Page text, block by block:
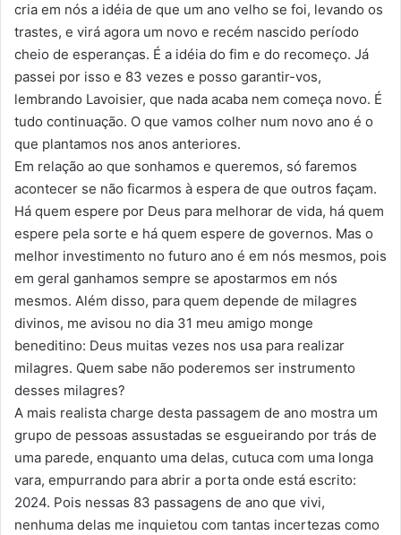
cria em nós a idéia de que um ano velho se foi, levando os
trastes, e virá agora um novo e recém nascido período
cheio de esperanças. É a idéia do fim e do recomeço. Já
passei por isso e 83 vezes e posso garantir-vos,
lembrando Lavoisier, que nada acaba nem começa novo. É
tudo continuação. O que vamos colher num novo ano é o
que plantamos nos anos anteriores.
Em relação ao que sonhamos e queremos, só faremos
acontecer se não ficarmos à espera de que outros façam.
Há quem espere por Deus para melhorar de vida, há quem
espere pela sorte e há quem espere de governos. Mas o
melhor investimento no futuro ano é em nós mesmos, pois
em geral ganhamos sempre se apostarmos em nós
mesmos. Além disso, para quem depende de milagres
divinos, me avisou no dia 31 meu amigo monge
beneditino: Deus muitas vezes nos usa para realizar
milagres. Quem sabe não poderemos ser instrumento
desses milagres?
A mais realista charge desta passagem de ano mostra um
grupo de pessoas assustadas se esgueirando por trás de
uma parede, enquanto uma delas, cutuca com uma longa
vara, empurrando para abrir a porta onde está escrito:
2024. Pois nessas 83 passagens de ano que vivi,
nenhuma delas me inquietou com tantas incertezas como